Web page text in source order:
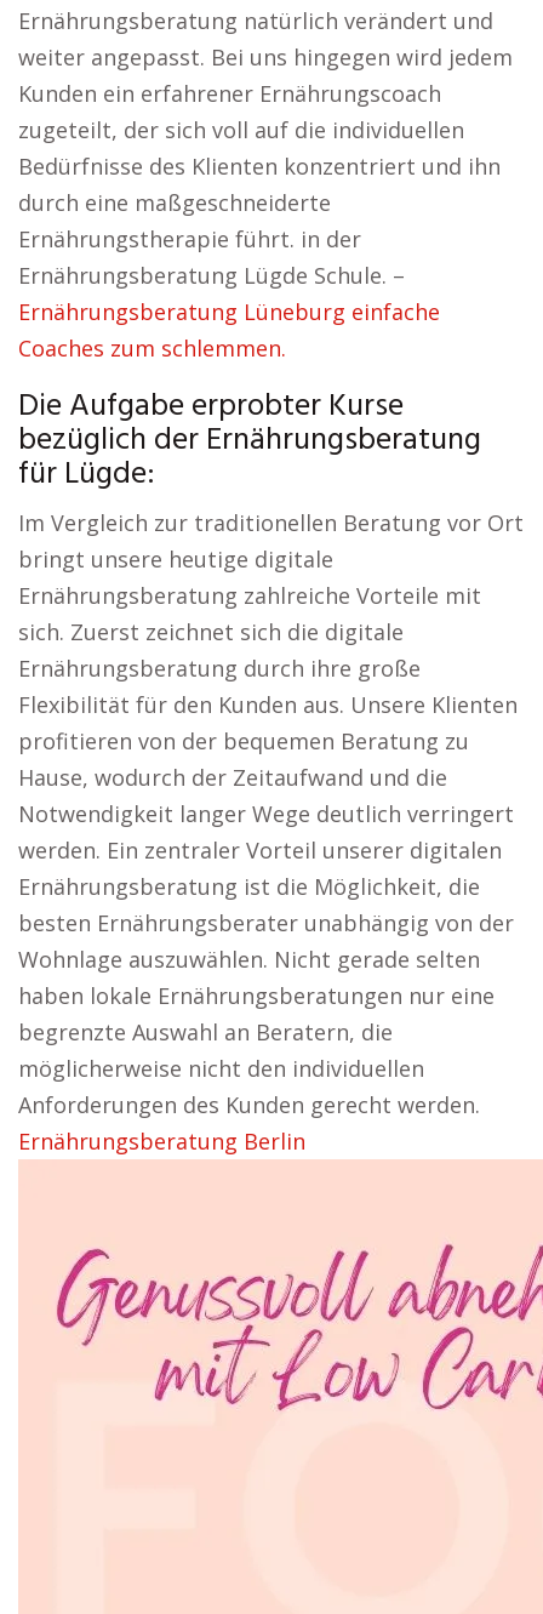
Ernährungsberatung natürlich verändert und
weiter angepasst. Bei uns hingegen wird jedem
Kunden ein erfahrener Ernährungscoach
zugeteilt, der sich voll auf die individuellen
Bedürfnisse des Klienten konzentriert und ihn
durch eine maßgeschneiderte
Ernährungstherapie führt. in der
Ernährungsberatung Lügde Schule. –
Ernährungsberatung Lüneburg einfache
Coaches zum schlemmen.
Die Aufgabe erprobter Kurse
bezüglich der Ernährungsberatung
für Lügde:
Im Vergleich zur traditionellen Beratung vor Ort
bringt unsere heutige digitale
Ernährungsberatung zahlreiche Vorteile mit
sich. Zuerst zeichnet sich die digitale
Ernährungsberatung durch ihre große
Flexibilität für den Kunden aus. Unsere Klienten
profitieren von der bequemen Beratung zu
Hause, wodurch der Zeitaufwand und die
Notwendigkeit langer Wege deutlich verringert
werden. Ein zentraler Vorteil unserer digitalen
Ernährungsberatung ist die Möglichkeit, die
besten Ernährungsberater unabhängig von der
Wohnlage auszuwählen. Nicht gerade selten
haben lokale Ernährungsberatungen nur eine
begrenzte Auswahl an Beratern, die
möglicherweise nicht den individuellen
Anforderungen des Kunden gerecht werden.
Ernährungsberatung Berlin